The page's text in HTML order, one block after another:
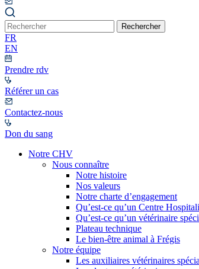
Rechercher
FR
EN
Prendre rdv
Référer un cas
Contactez-nous
Don du sang
Notre CHV
Nous connaître
Notre histoire
Nos valeurs
Notre charte d’engagement
Qu’est-ce qu’un Centre
Qu’est-ce qu’un vétérinaire
Plateau technique
Le bien-être animal à Frégis
Notre équipe
Les auxiliaires vétérinaires